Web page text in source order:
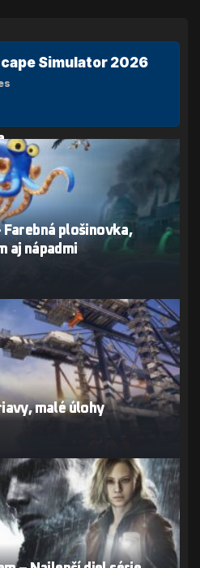
Simulator 2026
Farebná plošinovka,
aj nápadmi
malé úlohy